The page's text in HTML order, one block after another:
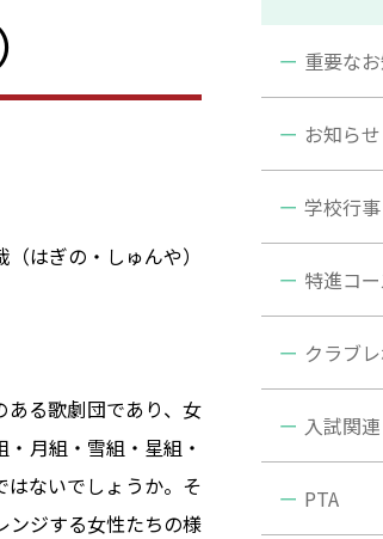
はぎの・しゅんや）
る歌劇団であり、女
月組・雪組・星組・
ないでしょうか。そ
ンジする女性たちの様
重要な
お知らせ
学校行事
特進コー
クラブ
入試関連
PTA